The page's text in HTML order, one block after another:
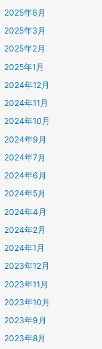
2025年6月
2025年3月
2025年2月
2025年1月
2024年12月
2024年11月
2024年10月
2024年9月
2024年7月
2024年6月
2024年5月
2024年4月
2024年2月
2024年1月
2023年12月
2023年11月
2023年10月
2023年9月
2023年8月